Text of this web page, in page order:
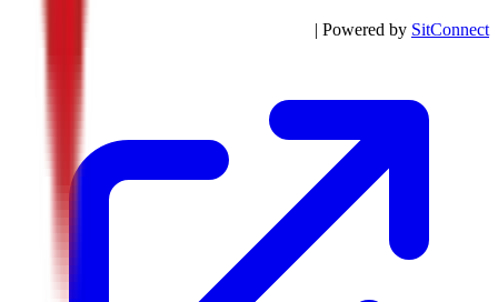
| Powered by SitConnect